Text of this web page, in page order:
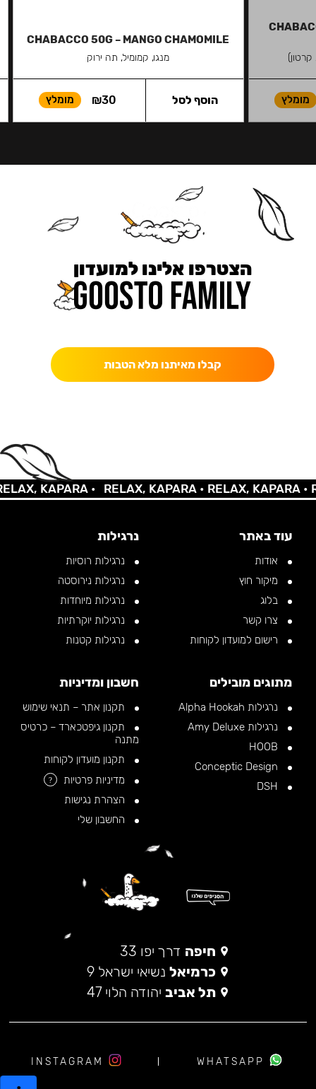
מומלץ
CHABACCO 50G – MANGO CHAMOMILE
מנגו, קמומיל, תה ירוק
₪30 מומלץ הוסף לסל
הצטרפו אלינו למועדון
קבלו מאיתנו מלא הטבות
KAPARA • RELAX, KAPARA •RELAX, KAPARA •
עוד באתר
אודות
מיקור חוץ
בלוג
צרו קשר
רישום למועדון לקוחות
נרגילות
נרגילות רוסיות
נרגילות נירוסטה
נרגילות מיוחדות
נרגילות יוקרתיות
נרגילות קטנות
מתוגים מובילים
נרגילות Alpha Hookah
נרגילות Amy Deluxe
חשבון ומדיניות
תקנון אתר – תנאי שימוש
תקנון גיפטכארד – כרטיס
מתנה
תקנון מועדון לקוחות
מדיניות פרטיות
?
הצהרת נגישות
החשבון שלי
חיפה דרך יפו 33
כרמיאל נשיאי ישראל 9
תל אביב יהודה הלוי 47
WHATSAPP
INSTAGRAM